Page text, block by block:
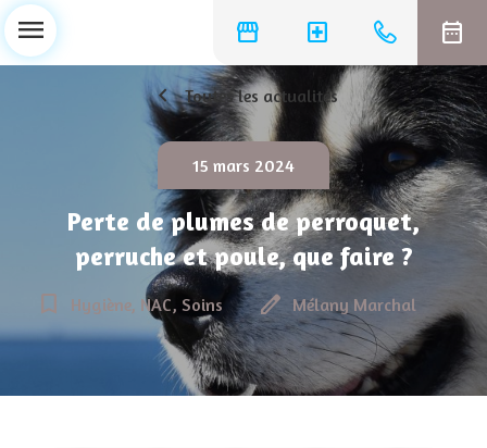
storefront local_hospital date_range
menu
chevron_left Toutes les actualités
15 mars 2024
Perte de plumes de perroquet,
perruche et poule, que faire ?
bookmark_border Hygiène, NAC, Soins edit Mélany Marchal